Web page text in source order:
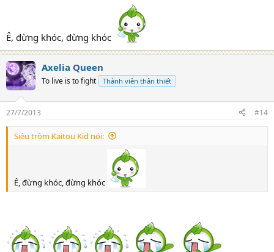
Ê, đừng khóc, đừng khóc
Axelia Queen
To live is to fight Thành viên thân thiết
27/7/2013 #14
Siêu trộm Kaitou Kid nói:
Ê, đừng khóc, đừng khóc